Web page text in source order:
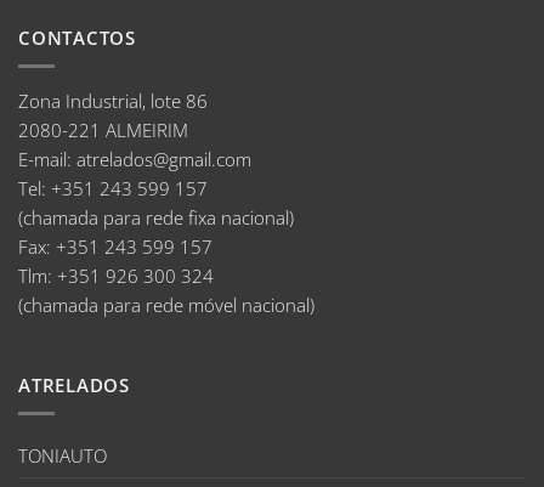
CONTACTOS
Zona Industrial, lote 86
2080-221 ALMEIRIM
E-mail: atrelados@gmail.com
Tel: +351 243 599 157
(chamada para rede fixa nacional)
Fax: +351 243 599 157
Tlm: +351 926 300 324
(chamada para rede móvel nacional)
ATRELADOS
TONIAUTO